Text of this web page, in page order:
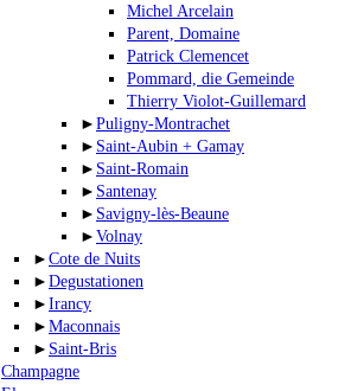
Michel Arcelain
Parent, Domaine
Patrick Clemencet
Pommard, die Gemeinde
Thierry Violot-Guillemard
► Puligny-Montrachet
► Saint-Aubin + Gamay
► Saint-Romain
► Santenay
► Savigny-lès-Beaune
► Volnay
► Cote de Nuits
► Degustationen
► Irancy
► Maconnais
► Saint-Bris
Champagne